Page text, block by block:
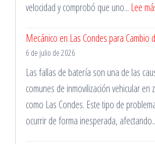
velocidad y comprobó que uno... Lee
Mecánico en Las Condes para Cambio
6 de julio de 2026
Las fallas de batería son una de las
comunes de inmovilización vehicular en
como Las Condes. Este tipo de
ocurrir de forma inesperada,